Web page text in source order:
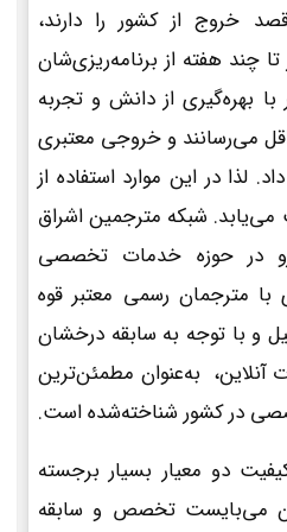
خروج از کشور را دارند،
تا چند هفته از برنامه‌ریزی‌شان
با بهره‌گیری از دانش و تجربه
می‌رسانند و خروجی معتبری
لذا در این موارد استفاده از
شبکه مترجمین اشراق
در حوزه خدمات تخصصی
با مترجمان رسمی معتبر قوه
و با توجه به سابقه درخشان
آنلاین، به‌عنوان مطمئن‌ترین
در کشور شناخته‌شده است.
دو معیار بسیار برجسته
می‌بایست تخصص و سابقه